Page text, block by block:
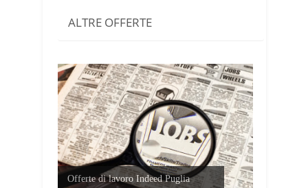
ALTRE OFFERTE
Offerte di lavoro Indeed Puglia